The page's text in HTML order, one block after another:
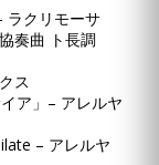
ラクリモーサ
奏曲 ト長調
ス
ア」– アレルヤ
– アレルヤ